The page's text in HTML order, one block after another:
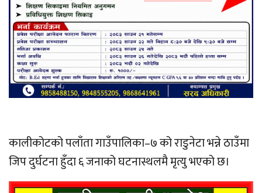
कालीकोटको पलाँता गाउँपालिका–७ को राडुनेटा भन्ने ठाउँमा
जिप दुर्घटना हुँदा ६ जनाको घटनास्थलमै मृत्यु भएको छ।